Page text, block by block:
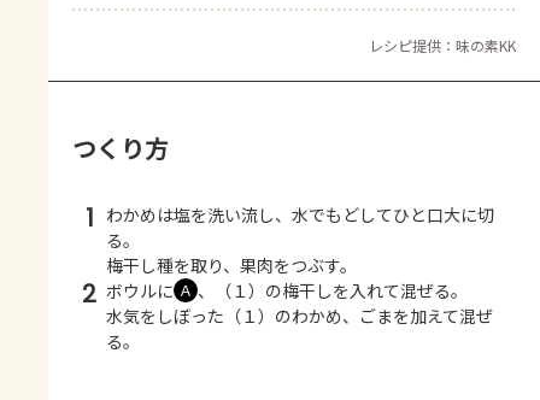
レシピ提供：味の素KK
つくり方
1 わかめは塩を洗い流し、水でもどしてひと口大に切
る。
梅干し種を取り、果肉をつぶす。
2 ボウルに Ａ 、（１）の梅干しを入れて混ぜる。
水気をしぼった（１）のわかめ、ごまを加えて混ぜ
る。